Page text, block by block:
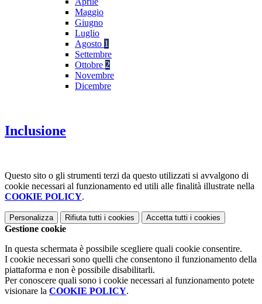
Maggio
Giugno
Luglio
Agosto 1
Settembre
Ottobre 2
Novembre
Dicembre
Inclusione
Questo sito o gli strumenti terzi da questo utilizzati si avvalgono di
cookie necessari al funzionamento ed utili alle finalità illustrate nella
COOKIE POLICY.
Personalizza Rifiuta tutti i cookies Accetta tutti i cookies
Gestione cookie
In questa schermata è possibile scegliere quali cookie consentire.
I cookie necessari sono quelli che consentono il funzionamento della
piattaforma e non è possibile disabilitarli.
Per conoscere quali sono i cookie necessari al funzionamento potete
visionare la COOKIE POLICY.